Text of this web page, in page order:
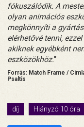
fókuszálódik. A
olyan animációs
megkönnyíti a
elérhetővé tenni,
akiknek egyébként
eszközökhöz."
Forrás: Match Frame /
Psaltis
díj Hiányzó 10 óra